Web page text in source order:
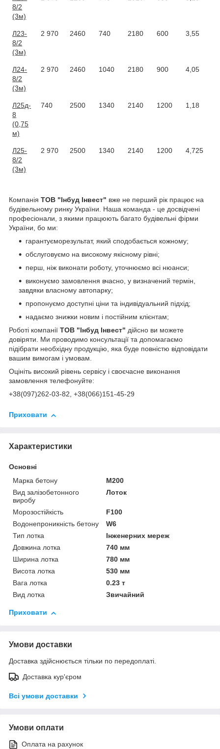
8/2
(3м)
Л23-
8/2
(3м)
2 970 2460 740 2180 600 3,55
Л24-
8/2
(3м)
2 970 2460 1040 2180 900 4,05
Л25д-
8
(0,75
м)
740 2500 1340 2140 1200 1,18
Л25-
8/2
(3м)
2 970 2500 1340 2140 1200 4,725
Компанія ТОВ "Інбуд Інвест" вже не перший рік працює на
будівельному ринку України. Наша команда - це досвідчені
професіонали, з якими працюють багато будівельні фірми
України, бо ми:
гарантуєморезультат, який сподобається кожному;
обслуговуємо на високому якісному рівні;
перш, ніж виконати роботу, уточнюємо всі нюанси;
виконуємо замовлення вчасно, у визначений термін,
завдяки власному автопарку;
пропонуємо доступні ціни та індивідуальний підхід;
надаємо знижки новим і постійним клієнтам;
Роботі компанії ТОВ "Інбуд Інвест" дійсно ви можете
довіряти. Ми проводимо консультації та допомагаємо
підібрати необхідну продукцію, яка буде повністю відповідати
вашим вимогам і умовам.
Оцініть високий рівень сервісу і своєчасне виконання
замовлення телефонуйте:
+38(097)262-03-82, +38(066)151-45-29
Приховати
Характеристики
Основні
Марка бетону
М200
Вид залізобетонного
виробу
Лоток
Морозостійкість
F100
Водонепроникність бетону
W6
Тип лотка
Інженерних мереж
Довжина лотка
740 мм
Ширина лотка
780 мм
Висота лотка
530 мм
Вага лотка
0.23 т
Вид лотка
Звичайний
Приховати
Умови доставки
Доставка здійснюється тільки по передоплаті.
Доставка кур'єром
Всі умови доставки
Умови оплати
Оплата на рахунок